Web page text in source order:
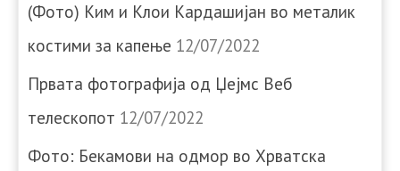
(Фото) Ким и Клои Кардашијан во металик
костими за капење 12/07/2022
Првата фотографија од Џејмс Веб
телескопот 12/07/2022
Фото: Бекамови на одмор во Хрватска